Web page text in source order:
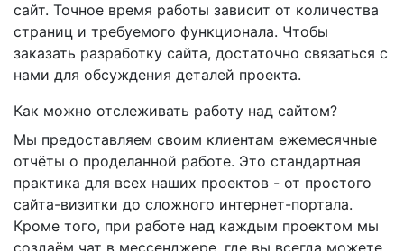
сайт. Точное время работы зависит от количества
страниц и требуемого функционала. Чтобы
заказать разработку сайта, достаточно связаться с
нами для обсуждения деталей проекта.
Как можно отслеживать работу над сайтом?
Мы предоставляем своим клиентам ежемесячные
отчёты о проделанной работе. Это стандартная
практика для всех наших проектов - от простого
сайта-визитки до сложного интернет-портала.
Кроме того, при работе над каждым проектом мы